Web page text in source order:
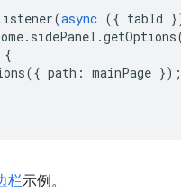
(async ({ tabId
. sidePanel .getOptions
{
({ path : mainPage });
栏示例。